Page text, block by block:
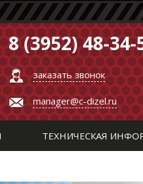
8 (3952) 48-34-
заказать звонок
manager@c-dizel.ru
ТЕХНИЧЕСКАЯ